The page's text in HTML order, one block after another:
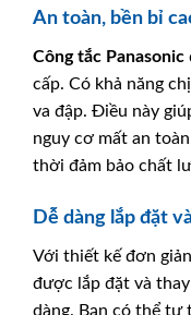
An toàn, bền bỉ
Công tắc Panasonic
cấp. Có khả năng
va đập. Điều này
nguy cơ mất an
thời đảm bảo chất
Dễ dàng lắp đặt
Với thiết kế đơn
được lắp đặt và
dàng. Bạn có thể tự